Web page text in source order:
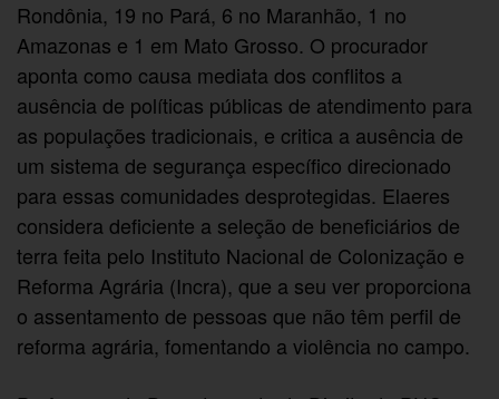
Rondônia, 19 no Pará, 6 no Maranhão, 1 no
Amazonas e 1 em Mato Grosso. O procurador
aponta como causa mediata dos conflitos a
ausência de políticas públicas de atendimento para
as populações tradicionais, e critica a ausência de
um sistema de segurança específico direcionado
para essas comunidades desprotegidas. Elaeres
considera deficiente a seleção de beneficiários de
terra feita pelo Instituto Nacional de Colonização e
Reforma Agrária (Incra), que a seu ver proporciona
o assentamento de pessoas que não têm perfil de
reforma agrária, fomentando a violência no campo.